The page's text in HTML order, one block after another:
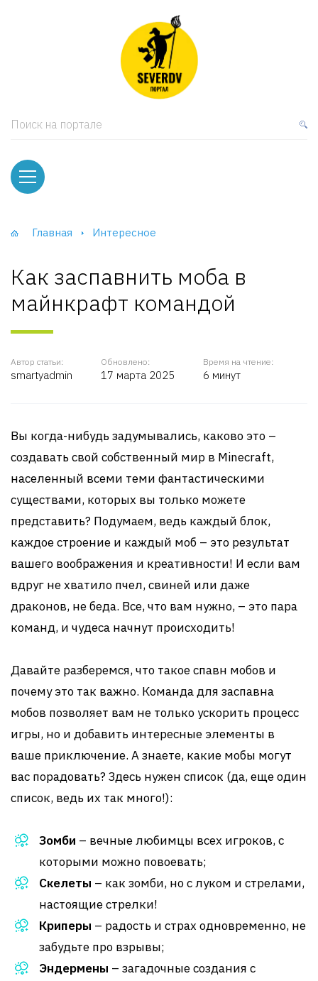
Поиск на портале
Главная Интересное
Как заспавнить моба в
майнкрафт командой
Автор статьи:
smartyadmin
Обновлено:
17 марта 2025
Время на чтение:
6 минут
Вы когда-нибудь задумывались, каково это –
создавать свой собственный мир в Minecraft,
населенный всеми теми фантастическими
существами, которых вы только можете
представить? Подумаем, ведь каждый блок,
каждое строение и каждый моб – это результат
вашего воображения и креативности! И если вам
вдруг не хватило пчел, свиней или даже
драконов, не беда. Все, что вам нужно, – это пара
команд, и чудеса начнут происходить!
Давайте разберемся, что такое спавн мобов и
почему это так важно. Команда для заспавна
мобов позволяет вам не только ускорить процесс
игры, но и добавить интересные элементы в
ваше приключение. А знаете, какие мобы могут
вас порадовать? Здесь нужен список (да, еще один
список, ведь их так много!):
Зомби – вечные любимцы всех игроков, с
которыми можно повоевать;
Скелеты – как зомби, но с луком и стрелами,
настоящие стрелки!
Криперы – радость и страх одновременно, не
забудьте про взрывы;
Эндермены – загадочные создания с
и тумбы